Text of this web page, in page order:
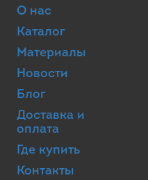
О нас
Каталог
Материалы
Новости
Блог
Доставка и
оплата
Где купить
Контакты